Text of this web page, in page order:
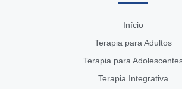
Início
Terapia para Adultos
Terapia para
Terapia Integrativa